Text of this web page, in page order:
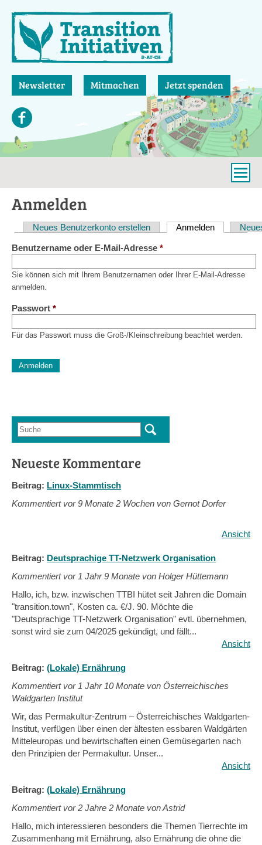
zum
Inhalt
Newsletter Mitmachen Jetzt spenden
Anmelden
Haupt-
Reiter
Neues Benutzerkonto erstellen Anmelden(aktiver
Benutzername oder E-Mail-Adresse *
Sie können sich mit Ihrem Benutzernamen oder Ihrer E-Mail-Adresse
anmelden.
Passwort *
Für das Passwort muss die Groß-/Kleinschreibung beachtet werden.
Diese Sicherheitsfrage überprüft, ob Sie ein menschlicher
Suchformular
Suche
Neueste Kommentare
Beitrag: Linux-Stammtisch
Kommentiert vor9 Monate 2 Wochen von Gernot Dorfer
Ansicht
Beitrag: Deutsprachige TT-Netzwerk Organisation
Kommentiert vor 1 Jahr 9 Monate von Holger Hüttemann
Hallo, ich, bzw. inzwischen TTBI hütet seit Jahren die Domain
"transition.town", Kosten ca. €/J. 90. Möchte die
"Deutsprachige TT-Netzwerk Organisation" evtl. übernehmen,
sonst wird sie zum 04/2025 gekündigt, und fällt...
Ansicht
Beitrag: (Lokale) Ernährung
Kommentiert vor 1 Jahr 10 Monate von Österreichisches
Waldgarten Institut
Wir, das Permakultur-Zentrum – Österreichisches Waldgarten-
Institut, verfügen über einen der ältesten essbaren Waldgärten
Mitteleuropas und bewirtschaften einen Gemüsegarten nach
den Prinzipien der Permakultur. Unser...
Ansicht
Beitrag: (Lokale) Ernährung
Kommentiert vor2 Jahre 2 Monate von Astrid
Hallo, mich interessieren besonders die Themen Tierrechte im
Zusammenhang mit Ernährung, also Ernährung die ohne die